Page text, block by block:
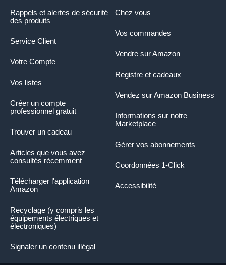
Chez vous
Vos commandes
Vendre sur Amazon
Registre et cadeaux
Vendez sur Amazon Business
Informations sur notre
Marketplace
Gérer vos abonnements
Coordonnées 1-Click
Accessibilité
Rappels et alertes de sécurité
des produits
Service Client
Votre Compte
Vos listes
Créer un compte
professionnel gratuit
Trouver un cadeau
Articles que vous avez
consultés récemment
Télécharger l'application
Amazon
Recyclage (y compris les
équipements électriques et
électroniques)
Signaler un contenu illégal